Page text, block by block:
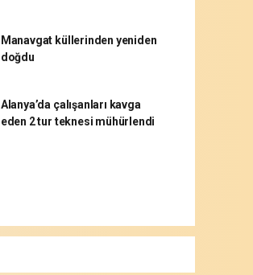
Manavgat küllerinden yeniden
doğdu
Alanya’da çalışanları kavga
eden 2 tur teknesi mühürlendi